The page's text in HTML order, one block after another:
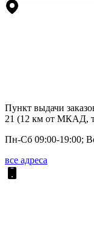
Пункт выдачи
21 (12 км от МКАД,
Пн-Сб 09:00-19:00;
все адреса